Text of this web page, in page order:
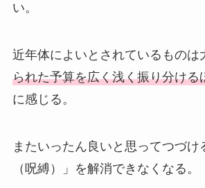
い。
近年体によいとされているものは
られた予算を広く浅く振り分ける
に感じる。
またいったん良いと思ってつづけ
（呪縛）」を解消できなくなる。